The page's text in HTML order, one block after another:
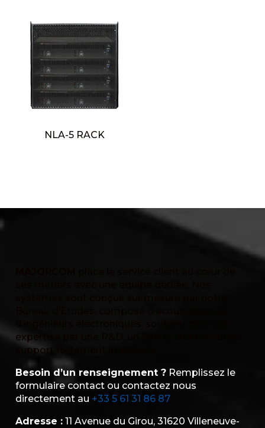
NLA-5 RACK
expertise par une R&D, un SAV et des fonctions
support fortement impliqués.
Besoin d’un renseignement ? Remplissez le
formulaire contact ou contactez nous
directement au +33 5 61 31 86 87
Adresse : 11 Avenue du Girou, 31620 Villeneuve-